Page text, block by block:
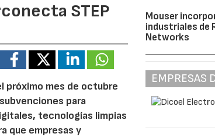
STEP
próximo mes de octubre
para
tecnologías limpias
que empresas y
Mouser
industriales de
Networks
EMPRESAS